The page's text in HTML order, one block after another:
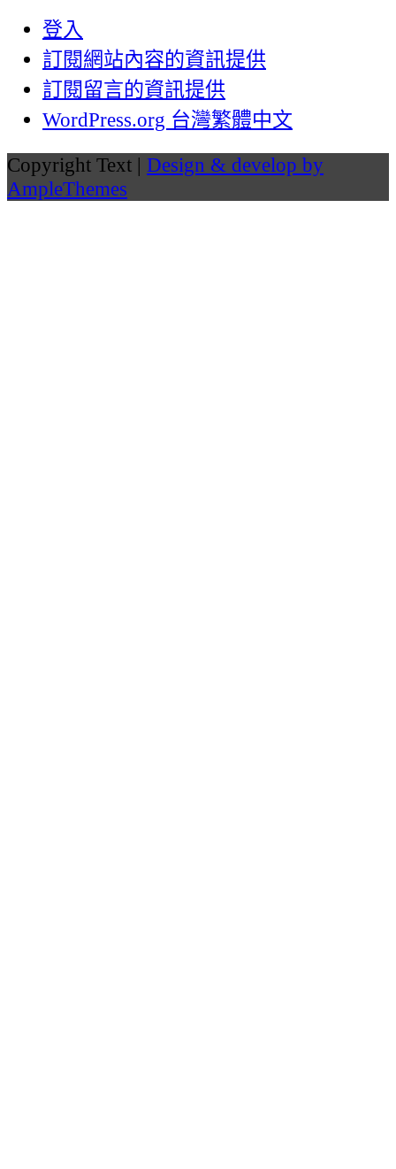
登入
訂閱網站內容的資訊提供
訂閱留言的資訊提供
WordPress.org 台灣繁體中文
Copyright Text | Design & develop by
AmpleThemes